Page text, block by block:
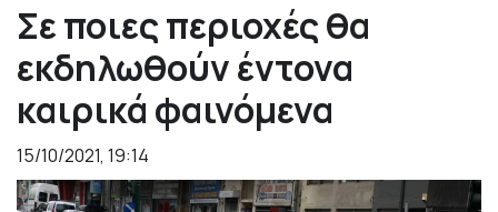
Σε ποιες περιοχές θα
εκδηλωθούν έντονα
καιρικά φαινόμενα
15/10/2021, 19:14